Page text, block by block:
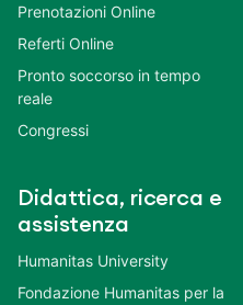
Prenotazioni Online
Referti Online
Pronto soccorso in tempo
reale
Congressi
Didattica, ricerca e
assistenza
Humanitas University
Fondazione Humanitas per la